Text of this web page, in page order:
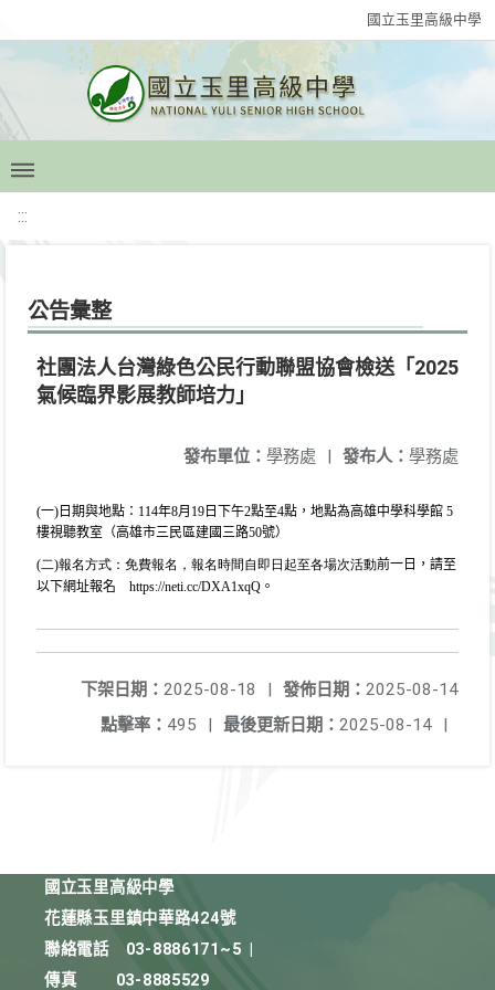
國立玉里高級中學
:::
公告彙整
社團法人台灣綠色公民行動聯盟協會檢送「2025
氣候臨界影展教師培力」
發布人： 學務處
發布單位： 學務處 |
(一)日期與地點： 114年8月 19 日下午2點至4點，地點為高雄中學科學館 5
樓視聽教室（高雄市三民區建國三路50號）
(二)報名方式：免費報名，報名時間自即日起至各場次活動前一日，請至
以下網址報名 https://neti.cc/DXA1xqQ 。
發佈日期： 2025-08-14
下架日期： 2025-08-18
|
最後更新日期： 2025-08-14 |
點擊率： 495 |
國立玉里高級中學
花蓮縣玉里鎮中華路424號
聯絡電話
03-8886171~5
傳真
03-8885529